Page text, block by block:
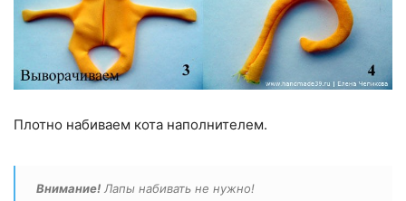
Плотно набиваем кота наполнителем.
Внимание! Лапы набивать не нужно!